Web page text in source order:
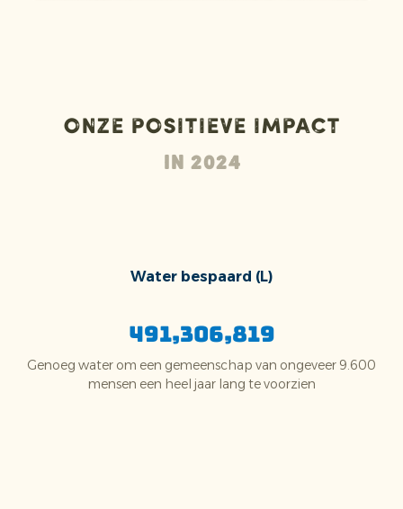
Onze positieve impact
In 2024
Water bespaard (L)
491,306,819
Genoeg water om een gemeenschap van ongeveer 9.600
mensen een heel jaar lang te voorzien